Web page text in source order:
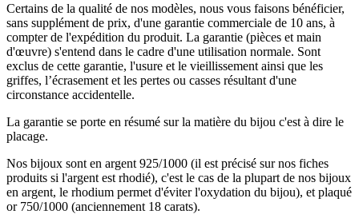
Certains de la qualité de nos modèles, nous vous faisons bénéficier,
sans supplément de prix, d'une garantie commerciale de 10 ans, à
compter de l'expédition du produit. La garantie (pièces et main
d'œuvre) s'entend dans le cadre d'une utilisation normale. Sont
exclus de cette garantie, l'usure et le vieillissement ainsi que les
griffes, l’écrasement et les pertes ou casses résultant d'une
circonstance accidentelle.
La garantie se porte en résumé sur la matière du bijou c'est à dire le
placage.
Nos bijoux sont en argent 925/1000 (il est précisé sur nos fiches
produits si l'argent est rhodié), c'est le cas de la plupart de nos bijoux
en argent, le rhodium permet d'éviter l'oxydation du bijou), et plaqué
or 750/1000 (anciennement 18 carats).